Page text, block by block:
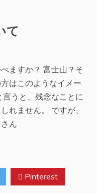
て
ますか？ 富士山？そ
はこのようなイメー
うと、残念なことに
れません。 ですが、
ん
Pinterest